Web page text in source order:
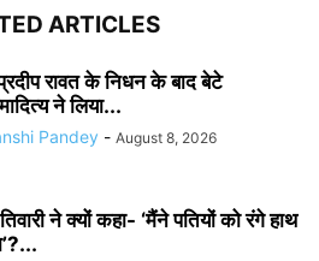
ARTICLES
रावत के निधन के बाद बेटे
ने लिया...
Pandey - August 8, 2026
ने क्यों कहा- ‘मैंने पतियों को रंगे हाथ